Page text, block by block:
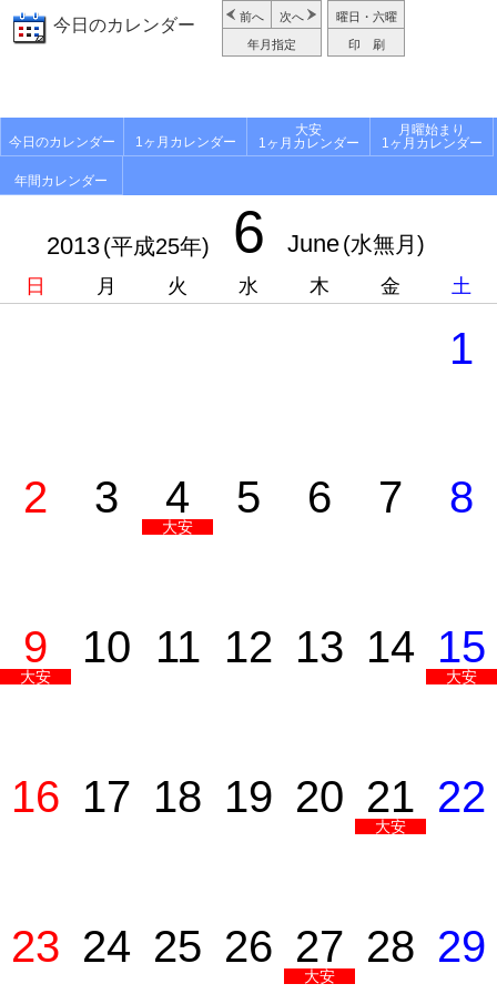
今日のカレンダー 前へ 次へ
年月指定
曜日・六曜
印 刷
今日のカレンダー 1ヶ月カレンダー
大安
1ヶ月カレンダー
月曜始まり
1ヶ月カレンダー
年間カレンダー
2013(平成25年) 6 June(水無月)
日 月 火 水 木 金 土
1
2 3 4
大安
5 6 7 8
9
大安
10 11 12 13 14 15
大安
16 17 18 19 20 21
大安
22
23 24 25 26 27
大安
28 29